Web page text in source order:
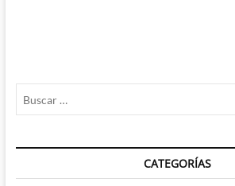
CATEGORÍAS